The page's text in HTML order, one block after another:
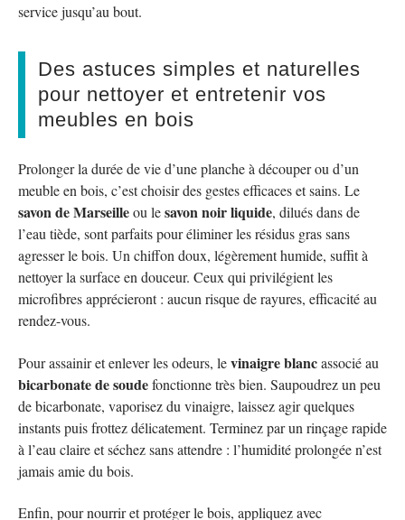
service jusqu’au bout.
Des astuces simples et naturelles
pour nettoyer et entretenir vos
meubles en bois
Prolonger la durée de vie d’une planche à découper ou d’un
meuble en bois, c’est choisir des gestes efficaces et sains. Le
savon de Marseilleou lesavon noir liquide, dilués dans de
l’eau tiède, sont parfaits pour éliminer les résidus gras sans
agresser le bois. Un chiffon doux, légèrement humide, suffit à
nettoyer la surface en douceur. Ceux qui privilégient les
microfibres apprécieront : aucun risque de rayures, efficacité au
rendez-vous.
Pour assainir et enlever les odeurs, levinaigre blancassocié au
bicarbonate de soudefonctionne très bien. Saupoudrez un peu
de bicarbonate, vaporisez du vinaigre, laissez agir quelques
instants puis frottez délicatement. Terminez par un rinçage rapide
à l’eau claire et séchez sans attendre : l’humidité prolongée n’est
jamais amie du bois.
Enfin, pour nourrir et protéger le bois, appliquez avec